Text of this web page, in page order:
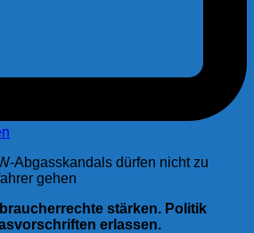
stärken. Politik
erlassen.